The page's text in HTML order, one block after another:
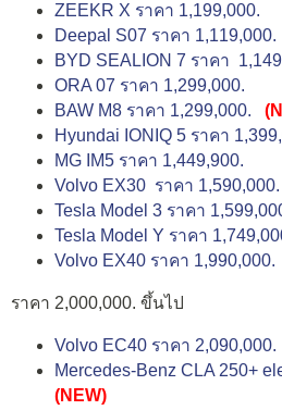
ZEEKR X ราคา 1,199,000.
Deepal S07 ราคา 1,119,000.
BYD SEALION 7 ราคา
ORA 07 ราคา 1,299,000.
BAW M8 ราคา 1,299,000.
Hyundai IONIQ 5 ราคา
MG IM5 ราคา 1,449,900.
Volvo EX30 ราคา 1,590,000.
Tesla Model 3 ราคา
Tesla Model Y ราคา
Volvo EX40 ราคา 1,990,000.
ราคา 2,000,000. ขึ้นไป
Volvo EC40 ราคา 2,090,000.
Mercedes-Benz CLA 250+
(NEW)